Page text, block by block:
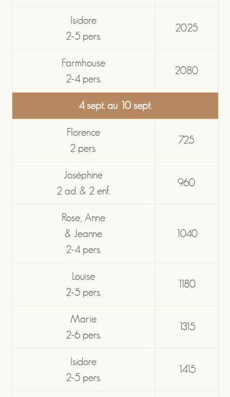
Isidore
2-5 pers.
2025
Farmhouse
2-4 pers.
2080
4 sept. au 10 sept.
Florence
2 pers.
725
Joséphine
2 ad. & 2 enf.
960
Rose, Anne
& Jeanne
2-4 pers.
1040
Louise
2-5 pers.
1180
Marie
2-6 pers.
1315
Isidore
2-5 pers.
1415